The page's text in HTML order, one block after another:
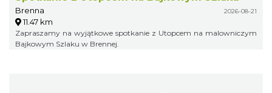
Brenna 2026-08-21
11.47 km
Zapraszamy na wyjątkowe spotkanie z Utopcem na malowniczym
Bajkowym Szlaku w Brennej.